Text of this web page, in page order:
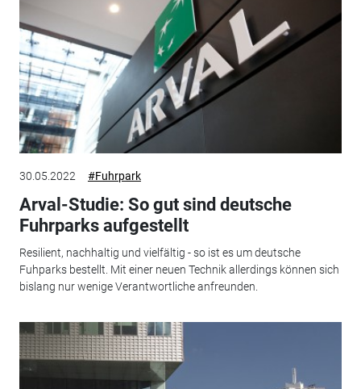
30.05.2022 #Fuhrpark
Arval-Studie: So gut sind deutsche
Fuhrparks aufgestellt
Resilient, nachhaltig und vielfältig - so ist es um deutsche
Fuhparks bestellt. Mit einer neuen Technik allerdings können sich
bislang nur wenige Verantwortliche anfreunden.